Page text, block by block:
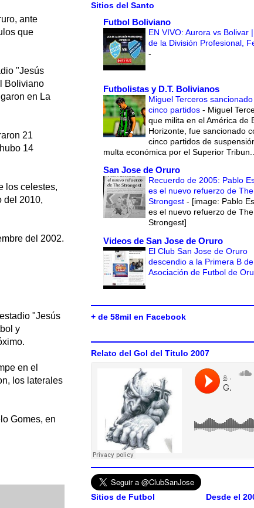
ante
que
"Jesús
Boliviano
en La
21
14
los celestes,
del 2010,
del 2002.
"Jesús
y
en el
los laterales
Gomes, en
Sitios del Santo
Futbol Boliviano
EN VIVO: Aurora vs Bolivar
de la División Profesional,
-
Futbolistas y D.T. Bolivianos
Miguel Terceros
cinco partidos - Miguel
que milita en el América de
Horizonte, fue sancionado
cinco partidos de
multa económica por el Superior
San Jose de Oruro
Recuerdo de 2005: Pablo
es el nuevo refuerzo de The
Strongest - [image: Pablo
es el nuevo refuerzo de The
Strongest]
Videos de San Jose de Oruro
El Club San Jose de Oruro
descendio a la Primera B
Asociación de Futbol de
+ de 58mil en Facebook
Relato del Gol del Titulo 2007
Sitios de Futbol Desde el